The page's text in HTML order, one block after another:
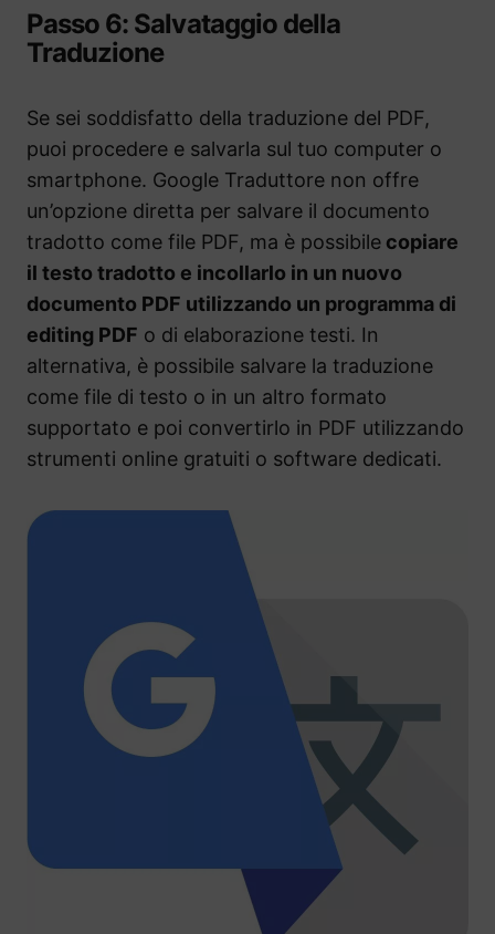
Passo 6: Salvataggio della
Traduzione
Se sei soddisfatto della traduzione del PDF,
puoi procedere e salvarla sul tuo computer o
smartphone. Google Traduttore non offre
un’opzione diretta per salvare il documento
tradotto come file PDF, ma è possibile copiare
il testo tradotto e incollarlo in un nuovo
documento PDF utilizzando un programma di
editing PDF o di elaborazione testi. In
alternativa, è possibile salvare la traduzione
come file di testo o in un altro formato
supportato e poi convertirlo in PDF utilizzando
strumenti online gratuiti o software dedicati.